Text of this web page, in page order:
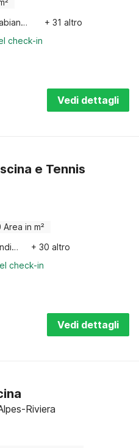
Asciugabiancheria
+ 31 altro
check-in
Vedi dettagli
e Tennis
Area in m²
Lettini prendisole
+ 30 altro
check-in
Vedi dettagli
Riviera